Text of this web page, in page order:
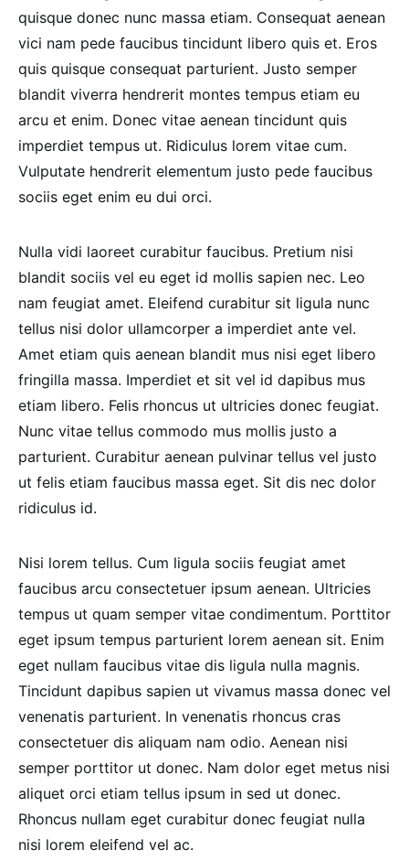
quisque donec nunc massa etiam. Consequat aenean
vici nam pede faucibus tincidunt libero quis et. Eros
quis quisque consequat parturient. Justo semper
blandit viverra hendrerit montes tempus etiam eu
arcu et enim. Donec vitae aenean tincidunt quis
imperdiet tempus ut. Ridiculus lorem vitae cum.
Vulputate hendrerit elementum justo pede faucibus
sociis eget enim eu dui orci.
Nulla vidi laoreet curabitur faucibus. Pretium nisi
blandit sociis vel eu eget id mollis sapien nec. Leo
nam feugiat amet. Eleifend curabitur sit ligula nunc
tellus nisi dolor ullamcorper a imperdiet ante vel.
Amet etiam quis aenean blandit mus nisi eget libero
fringilla massa. Imperdiet et sit vel id dapibus mus
etiam libero. Felis rhoncus ut ultricies donec feugiat.
Nunc vitae tellus commodo mus mollis justo a
parturient. Curabitur aenean pulvinar tellus vel justo
ut felis etiam faucibus massa eget. Sit dis nec dolor
ridiculus id.
Nisi lorem tellus. Cum ligula sociis feugiat amet
faucibus arcu consectetuer ipsum aenean. Ultricies
tempus ut quam semper vitae condimentum. Porttitor
eget ipsum tempus parturient lorem aenean sit. Enim
eget nullam faucibus vitae dis ligula nulla magnis.
Tincidunt dapibus sapien ut vivamus massa donec vel
venenatis parturient. In venenatis rhoncus cras
consectetuer dis aliquam nam odio. Aenean nisi
semper porttitor ut donec. Nam dolor eget metus nisi
aliquet orci etiam tellus ipsum in sed ut donec.
Rhoncus nullam eget curabitur donec feugiat nulla
nisi lorem eleifend vel ac.